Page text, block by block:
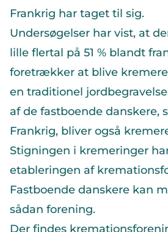
Frankrig har taget til sig.
Undersøgelser har vist, at
lille flertal på 51 % blandt
foretrækker at blive
en traditionel
af de fastboende danskere,
Frankrig, bliver også
Stigningen i kremeringer
etableringen af
Fastboende danskere kan
sådan forening.
Der findes